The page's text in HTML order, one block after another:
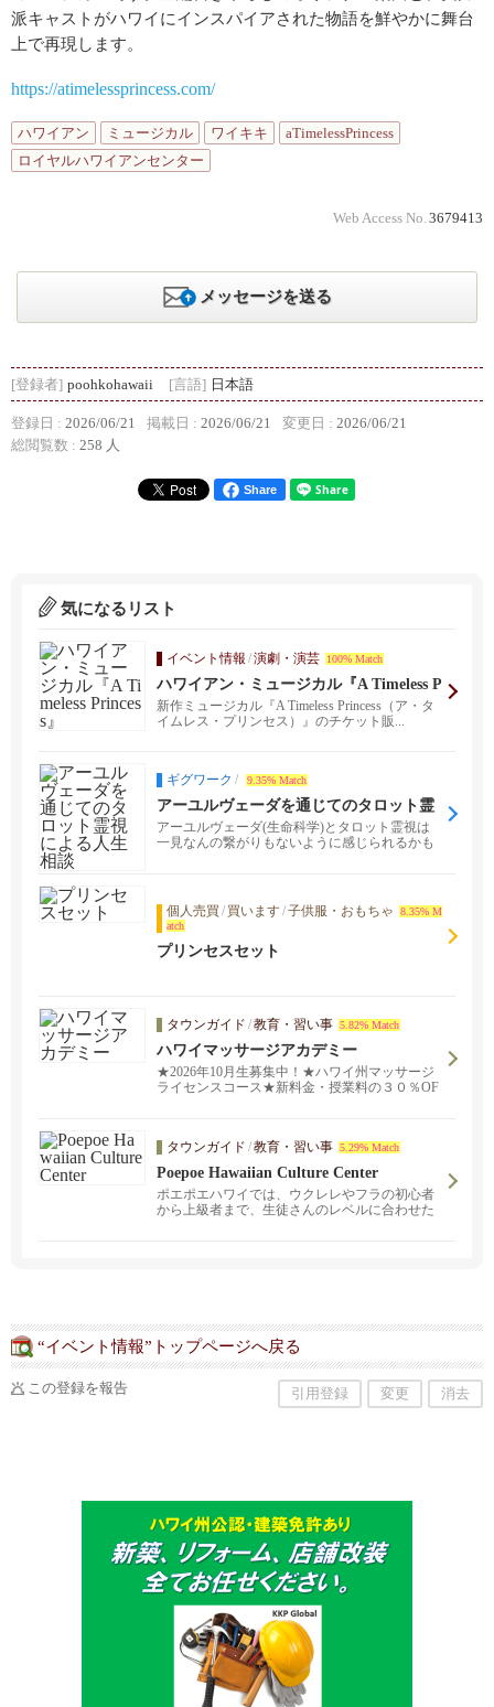
派キャストがハワイにインスパイアされた物語を鮮やかに舞台
上で再現します。
https://atimelessprincess.com/
ハワイアン ミュージカル ワイキキ
aTimelessPrincess
ロイヤルハワイアンセンター
Web Access No. 3679413
メッセージを送る
[登録者] poohkohawaii [言語] 日本語
登録日 : 2026/06/21 掲載日 : 2026/06/21 変更日 : 2026/06/21
総閲覧数 : 258 人
Share
気になるリスト
イベント情報 /演劇・演芸 100% Match
ハワイアン・ミュージカル『A Timeless P
rincess』
新作ミュージカル『A Timeless Princess（ア・タ
イムレス・プリンセス）』のチケット販...
ギグワーク / 9.35% Match
アーユルヴェーダを通じてのタロット霊
視による人生相談
アーユルヴェーダ(生命科学)とタロット霊視は
一見なんの繋がりもないように感じられるかも
個人売買 / 買います/子供服・おもちゃ
8.35% M
atch
プリンセスセット
タウンガイド /教育・習い事 5.82% Match
ハワイマッサージアカデミー
★2026年10月生募集中！★ハワイ州マッサージ
ライセンスコース★新料金・授業料の３０％OF
である、といっても過言ではありません。第1段
階後はハワイ特有のロミロミマッサージやポピ
ュラーなホットストーンマッサージなど、エス
テやスパなどでも通用する実践的で本格的なマ
ッサージの訓練を受けます。スウェーデン式マ
タウンガイド /教育・習い事 5.29% Match
Poepoe Hawaiian Culture Center
ポエポエハワイでは、ウクレレやフラの初心者
から上級者まで、生徒さんのレベルに合わせた
“イベント情報”トップページへ戻る
この登録を報告 引用登録 変更 消去